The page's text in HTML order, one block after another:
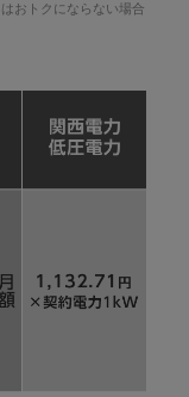
おトクにならない場合